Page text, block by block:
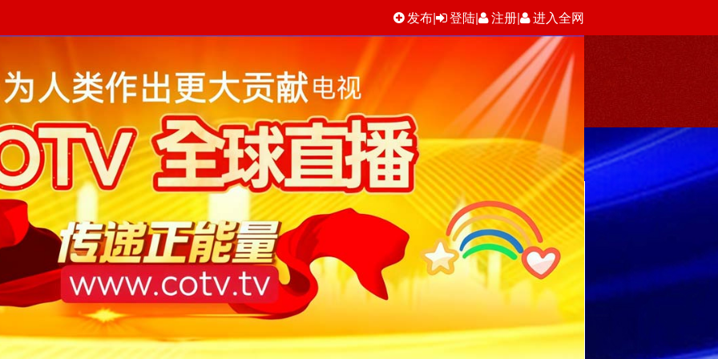
发布| 登陆| 注册| 进入全网